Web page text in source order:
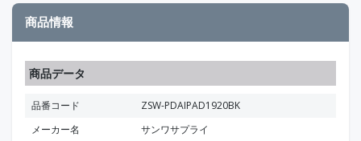
商品情報
商品データ
品番コード
ZSW-PDAIPAD1920BK
メーカー名
サンワサプライ